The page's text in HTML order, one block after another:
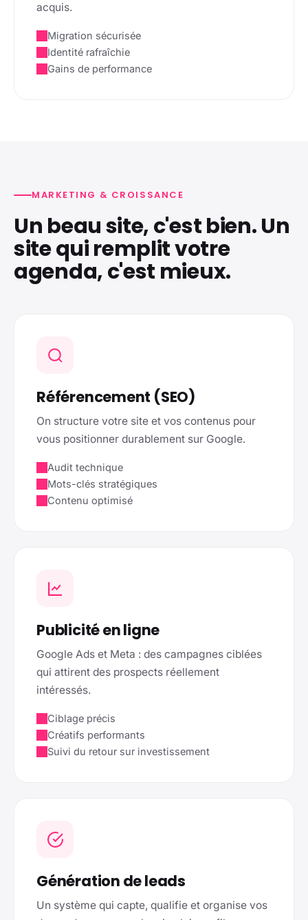
acquis.
Migration sécurisée
Identité rafraîchie
Gains de performance
MARKETING & CROISSANCE
Un beau site, c'est bien. Un
site qui remplit votre
agenda, c'est mieux.
Référencement (SEO)
On structure votre site et vos contenus pour
vous positionner durablement sur Google.
Audit technique
Mots-clés stratégiques
Contenu optimisé
Publicité en ligne
Google Ads et Meta : des campagnes ciblées
qui attirent des prospects réellement
intéressés.
Ciblage précis
Créatifs performants
Suivi du retour sur investissement
Génération de leads
Un système qui capte, qualifie et organise vos